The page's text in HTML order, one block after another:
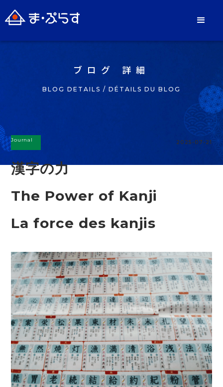
ブログ 詳細
BLOG DETAILS / DÉTAILS DU BLOG
Journal 2025-07-21
漢字の力
The Power of Kanji
La force des kanjis